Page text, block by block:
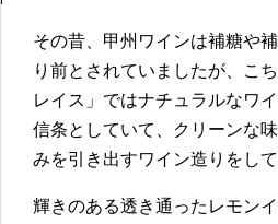
その昔、甲州ワインは補糖や
り前とされていましたが、こ
レイス」ではナチュラルなワ
信条としていて、クリーンな
みを引き出すワイン造りをして
輝きのある透き通ったレモン